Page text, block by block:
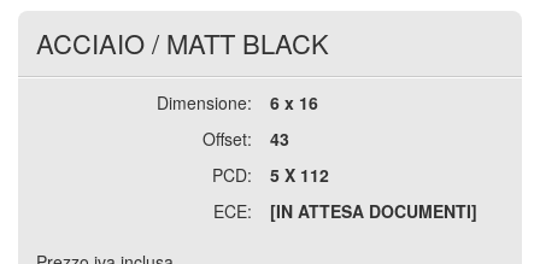
ACCIAIO/ MATT BLACK
Dimensione:
6 x 16
Offset:
43
PCD:
5 X 112
ECE:
[IN ATTESA DOCUMENTI]